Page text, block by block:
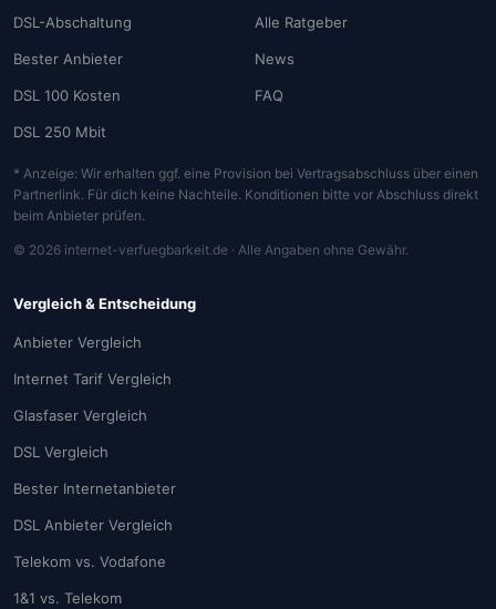
DSL-Abschaltung
Bester Anbieter
DSL 100 Kosten
DSL 250 Mbit
Alle Ratgeber
News
FAQ
* Anzeige: Wir erhalten ggf. eine Provision bei Vertragsabschluss über einen
Partnerlink. Für dich keine Nachteile. Konditionen bitte vor Abschluss direkt
beim Anbieter prüfen.
© 2026 internet-verfuegbarkeit.de · Alle Angaben ohne Gewähr.
Vergleich & Entscheidung
Anbieter Vergleich
Internet Tarif Vergleich
Glasfaser Vergleich
DSL Vergleich
Bester Internetanbieter
DSL Anbieter Vergleich
Telekom vs. Vodafone
1&1 vs. Telekom